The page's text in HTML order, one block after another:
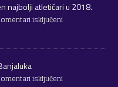
najbolji atletičari u 2018.
isključeni
isključeni